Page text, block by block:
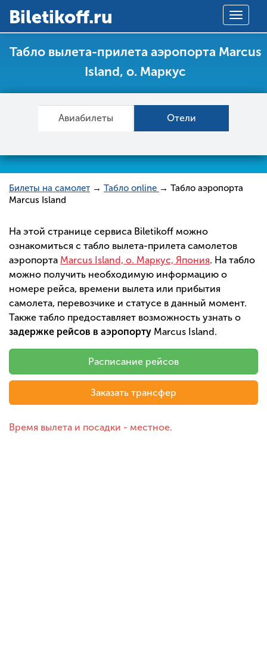
Toggle
Вiletikoff.ru
Табло вылета-прилета аэропорта Marcus
Island, о. Маркус
Авиабилеты Отели
Билеты на самолет → Табло online → Табло аэропорта
Marcus Island
На этой странице сервиса Biletikoff можно
ознакомиться с табло вылета-прилета самолетов
аэропорта Marcus Island, о. Маркус, Япония. На табло
можно получить необходимую информацию о
номере рейса, времени вылета или прибытия
самолета, перевозчике и статусе в данный момент.
Также табло предоставляет возможность узнать о
задержке рейсов в аэропорту Marcus Island.
Расписание рейсов
Заказать трансфер
Время вылета и посадки - местное.